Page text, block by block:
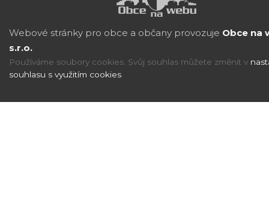
Webové stránky pro obce a občany provozuje Obce na
s.r.o.
Používáme soubory cookies. Svůj souhlas můžete změnit v
souhlasu s využitím cookies